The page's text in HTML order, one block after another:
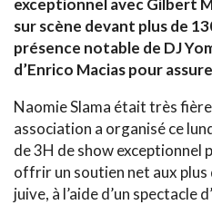
exceptionnel avec Gilbert
sur scène devant plus de
présence notable de DJ
d’Enrico Macias pour
Naomie Slama était très
association a organisé ce
de 3H de show exceptionnel
offrir un soutien net aux plus
juive, à l’aide d’un spectacle